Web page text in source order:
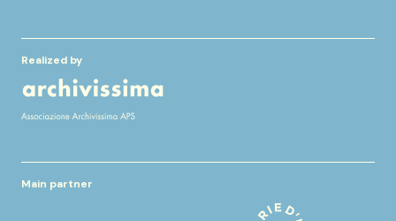
Realized by
Main partner